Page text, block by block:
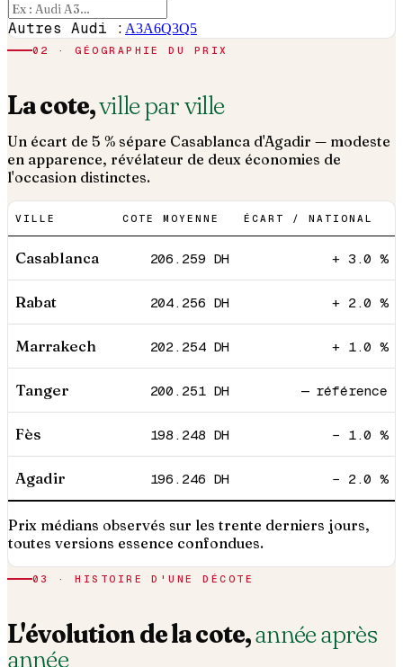
Autres Audi : A3A6Q3Q5
02 · GÉOGRAPHIE DU PRIX
La cote,ville par ville
Un écart de 5 % sépare Casablanca d'Agadir — modeste
en apparence, révélateur de deux économies de
l'occasion distinctes.
VILLE COTE MOYENNE ÉCART / NATIONAL
Casablanca 206.259 DH + 3.0 %
Rabat 204.256 DH + 2.0 %
Marrakech 202.254DH + 1.0 %
Tanger 200.251DH — référence
Fès 198.248 DH − 1.0 %
Agadir 196.246 DH − 2.0 %
Prix médians observés sur les trente derniers jours,
toutes versions essence confondues.
03 · HISTOIRE D'UNE DÉCOTE
L'évolution de la cote,année après
année